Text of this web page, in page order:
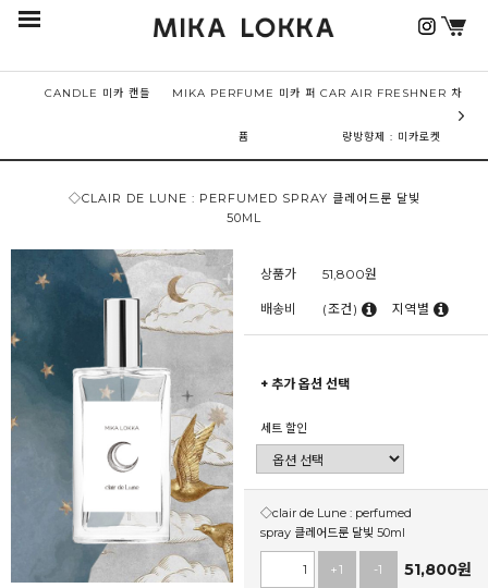
CANDLE 미카 캔들 MIKA PERFUME 미카 퍼
퓸
CAR AIR FRESHNER 차
량방향제 : 미카로켓
◇CLAIR DE LUNE : PERFUMED SPRAY 클레어드룬 달빛
50ML
상품가 51,800원
배송비 (조건) 지역별
+ 추가 옵션 선택
세트 할인
◇clair de Lune : perfumed
spray 클레어드룬 달빛 50ml
+1 -1 51,800원